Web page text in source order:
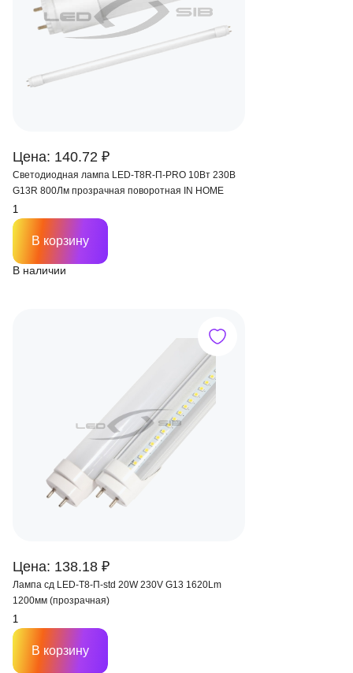
Цена: 140.72 ₽
Светодиодная лампа LED-T8R-П-PRO 10Вт 230В
G13R 800Лм прозрачная поворотная IN HOME
В наличии
В корзину
Цена: 138.18 ₽
Лампа сд LED-T8-П-std 20W 230V G13 1620Lm
1200мм (прозрачная)
В корзину